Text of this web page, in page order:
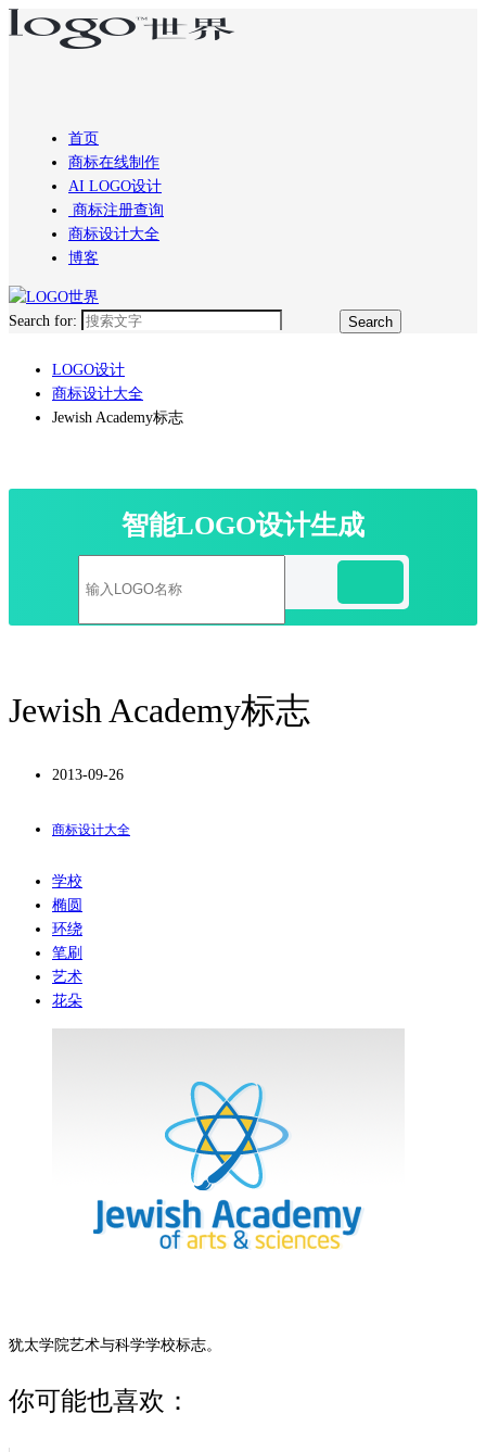
首页
商标在线制作
AI LOGO设计
商标注册查询
商标设计大全
博客
Search for:
LOGO设计
商标设计大全
Jewish Academy标志
智能LOGO设计生成
Jewish Academy标志
2013-09-26
商标设计大全
学校
椭圆
环绕
笔刷
艺术
花朵
犹太学院艺术与科学学校标志。
你可能也喜欢：